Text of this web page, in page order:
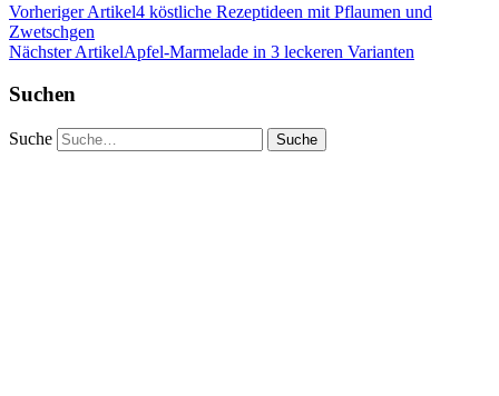
Vorheriger Artikel4 köstliche Rezeptideen mit Pflaumen und
Zwetschgen
Nächster ArtikelApfel-Marmelade in 3 leckeren Varianten
Suchen
Suche